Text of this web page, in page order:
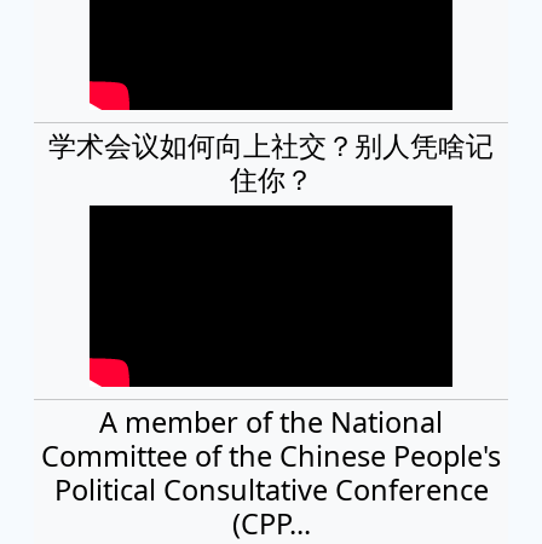
学术会议如何向上社交？别人凭啥记
住你？
A member of the National
Committee of the Chinese People's
Political Consultative Conference
(CPP...